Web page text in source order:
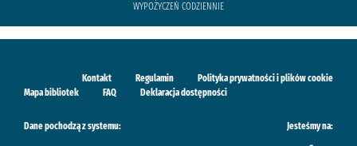
WYPOŻYCZEŃ CODZIENNIE
Kontakt Regulamin
Polityka prywatności i plików cookie
Mapa bibliotek
FAQ Deklaracja dostępności
Dane pochodzą z systemu: Jesteśmy na: